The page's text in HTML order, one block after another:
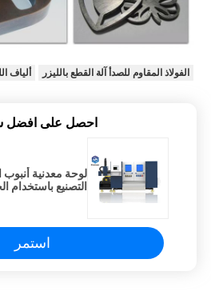
الفولاذ المقاوم للصدأ آلة القطع بالليزر ألياف
احصل على افضل
لوحة معدنية أنبوب
التصنيع باستخدام
استمر